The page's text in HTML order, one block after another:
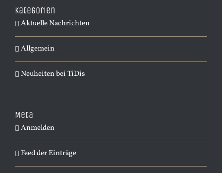
Kategorien
Aktuelle Nachrichten
Allgemein
Neuheiten bei TiDis
Meta
Anmelden
Feed der Einträge